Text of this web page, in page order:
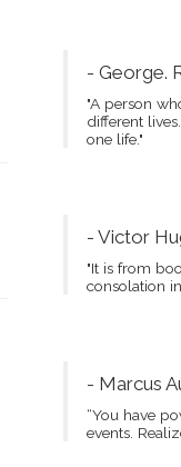
- George.
"A person
different
one life."
- Victor
"It is from
consolation
- Marcus
“You have
events.